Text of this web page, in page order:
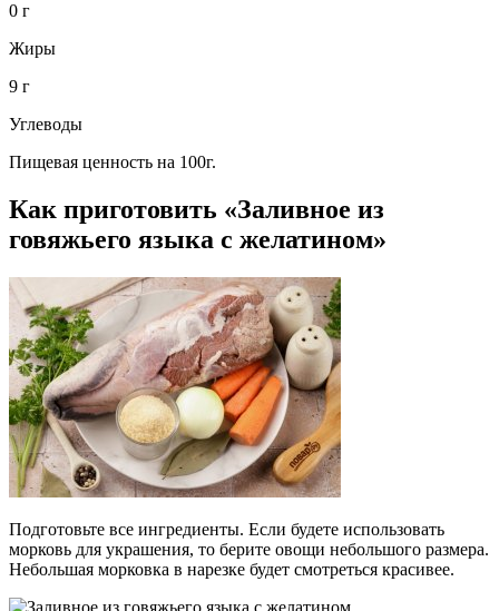
0 г
Жиры
9 г
Углеводы
Пищевая ценность на 100г.
Как приготовить «Заливное из
говяжьего языка с желатином»
Подготовьте все ингредиенты. Если будете использовать
морковь для украшения, то берите овощи небольшого размера.
Небольшая морковка в нарезке будет смотреться красивее.